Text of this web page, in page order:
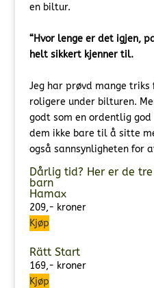
en biltur.
“Hvor lenge er det igjen,
helt sikkert kjenner til.
Jeg har prøvd mange
roligere under bilturen.
godt som en ordentlig
dem ikke bare til å sitte
også sannsynligheten for
Dårlig tid? Her er de
barn
Hamax
209,- kroner
Kjøp
Rätt Start
169,- kroner
Kjøp